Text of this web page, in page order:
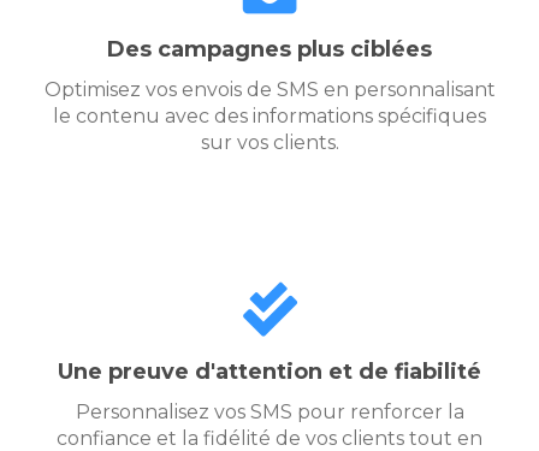
Des campagnes plus ciblées
Optimisez vos envois de SMS en personnalisant
le contenu avec des informations spécifiques
sur vos clients.
Une preuve d'attention et de fiabilité
Personnalisez vos SMS pour renforcer la
confiance et la fidélité de vos clients tout en